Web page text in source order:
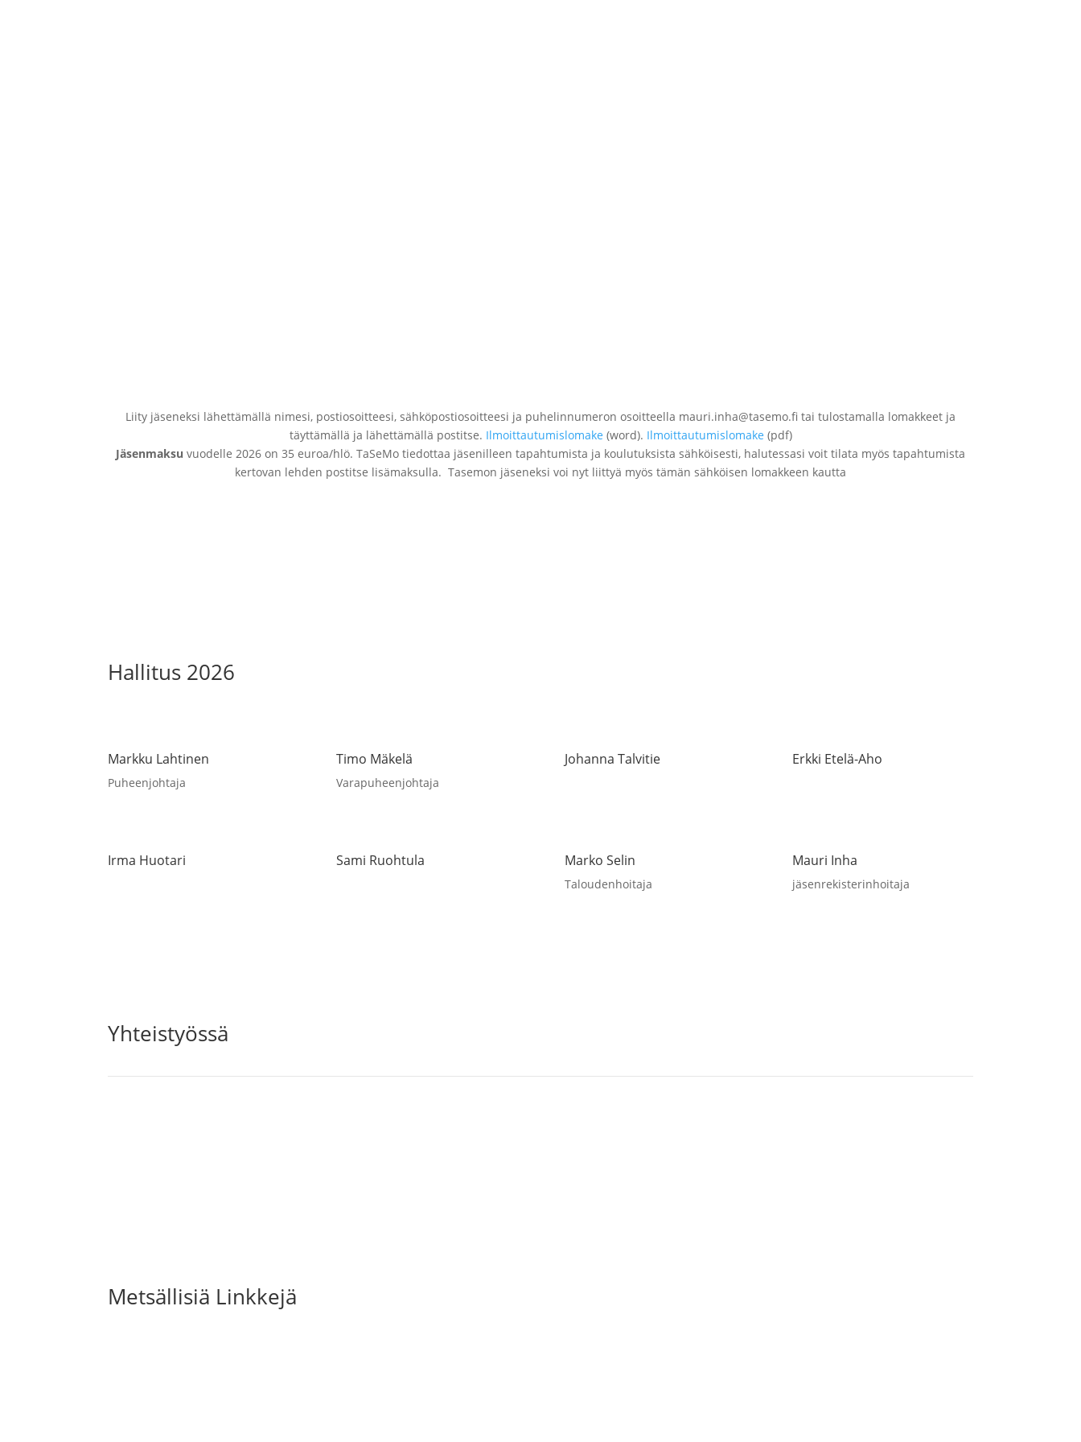
Liity jäseneksi lähettämällä nimesi, postiosoitteesi, sähköpostiosoitteesi ja puhelinnumeron osoitteella mauri.inha@tasemo.fi tai tulostamalla lomakkeet ja
täyttämällä ja lähettämällä postitse. Ilmoittautumislomake (word). Ilmoittautumislomake (pdf)
Jäsenmaksu vuodelle 2026 on 35 euroa/hlö. TaSeMo tiedottaa jäsenilleen tapahtumista ja koulutuksista sähköisesti, halutessasi voit tilata myös tapahtumista
kertovan lehden postitse lisämaksulla. Tasemon jäseneksi voi nyt liittyä myös tämän sähköisen lomakkeen kautta
Hallitus 2026
Markku Lahtinen
Puheenjohtaja
Timo Mäkelä
Varapuheenjohtaja
Johanna Talvitie Erkki Etelä-Aho
Irma Huotari Sami Ruohtula Marko Selin
Taloudenhoitaja
Mauri Inha
jäsenrekisterinhoitaja
Yhteistyössä
Metsällisiä Linkkejä